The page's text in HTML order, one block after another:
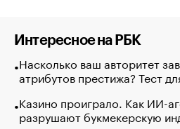
Интересное на РБК
Насколько ваш авторитет
атрибутов престижа? Тест
Казино проиграло. Как ИИ-
разрушают букмекерскую